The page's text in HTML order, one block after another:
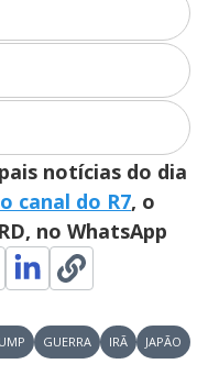
notícias do dia
canal do R7, o
no WhatsApp
GUERRA IRÃ JAPÃO